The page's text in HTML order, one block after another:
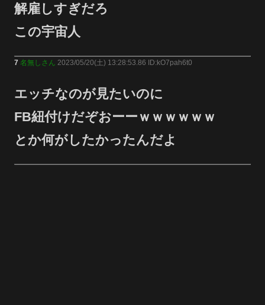
解雇しすぎだろ
この宇宙人
7 名無しさん 2023/05/20(土) 13:28:53.86 ID:kO7pah6t0
エッチなのが見たいのに
FB紐付けだぞおーーｗｗｗｗｗｗ
とか何がしたかったんだよ